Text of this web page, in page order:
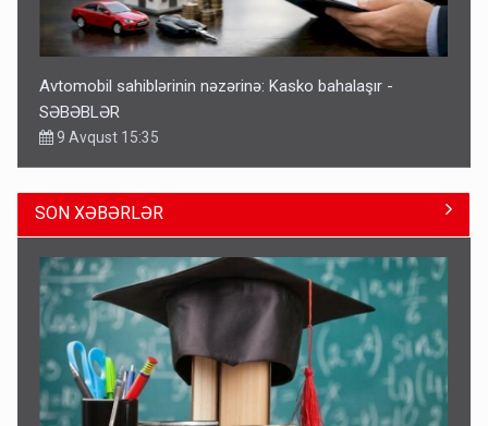
Avtomobil sahiblərinin nəzərinə: Kasko bahalaşır -
SƏBƏBLƏR
9 Avqust 15:35
SON XƏBƏRLƏR